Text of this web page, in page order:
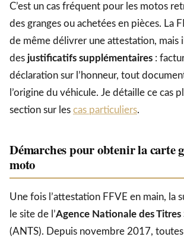
C’est un cas fréquent pour les motos
des granges ou achetées en pièces. La
de même délivrer une attestation, mais
des justificatifs supplémentaires :
déclaration sur l’honneur, tout
l’origine du véhicule. Je détaille ce cas
section sur les cas particuliers.
Démarches pour obtenir la carte
moto
Une fois l’attestation FFVE en main, la
le site de l’Agence Nationale des Titres
(ANTS). Depuis novembre 2017,